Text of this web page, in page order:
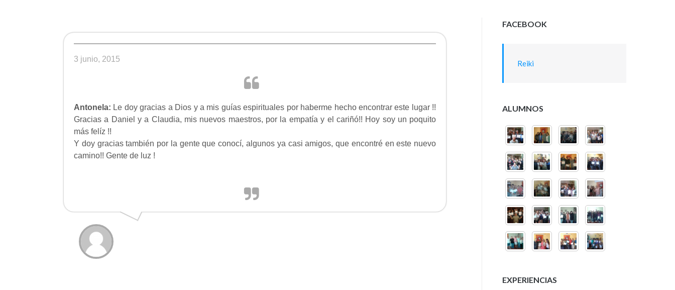
3 junio, 2015
Antonela: Le doy gracias a Dios y a mis guías espirituales por haberme hecho encontrar este lugar !!
Gracias a Daniel y a Claudia, mis nuevos maestros, por la empatía y el cariñó!! Hoy soy un poquito
más felíz !!
Y doy gracias también por la gente que conocí, algunos ya casi amigos, que encontré en este nuevo
camino!! Gente de luz !
FACEBOOK
Reiki
ALUMNOS
EXPERIENCIAS